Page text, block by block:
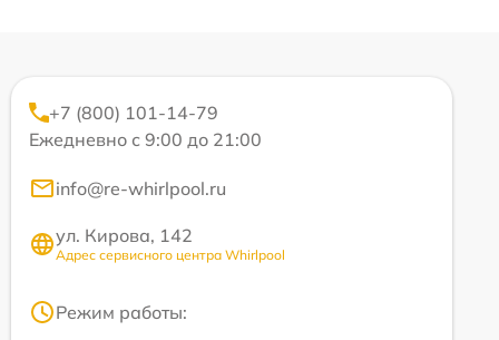
+7 (800) 101-14-79
Ежедневно с 9:00 до 21:00
info@re-whirlpool.ru
ул. Кирова, 142
Адрес сервисного центра Whirlpool
Режим работы: